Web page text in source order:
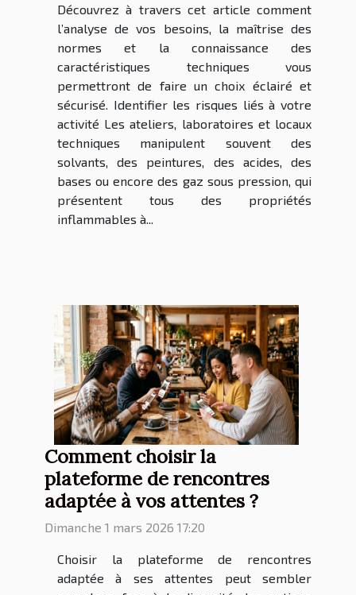
Découvrez à travers cet article comment
l’analyse de vos besoins, la maîtrise des
normes et la connaissance des
caractéristiques techniques vous
permettront de faire un choix éclairé et
sécurisé. Identifier les risques liés à votre
activité Les ateliers, laboratoires et locaux
techniques manipulent souvent des
solvants, des peintures, des acides, des
bases ou encore des gaz sous pression, qui
présentent tous des propriétés
inflammables à...
Comment choisir la
plateforme de rencontres
adaptée à vos attentes ?
Dimanche 1 mars 2026 17:20
Choisir la plateforme de rencontres
adaptée à ses attentes peut sembler